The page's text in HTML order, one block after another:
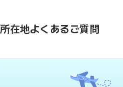
所在地よくあるご質問